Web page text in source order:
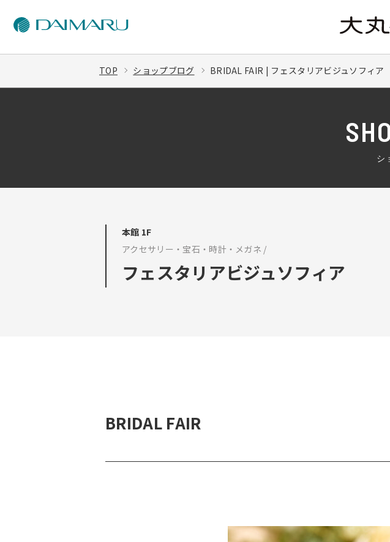
TOP ショップブログ BRIDAL FAIR | フェスタリアビジュソフィア
シ
本館 1F
アクセサリー・宝石・時計・メガネ /
フェスタリアビジュソフィア
BRIDAL FAIR